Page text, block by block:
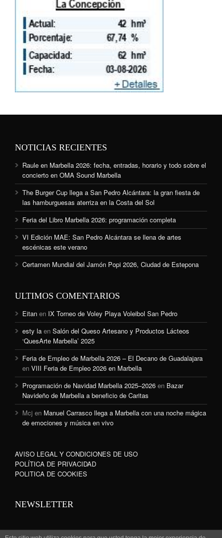
NOTICIAS RECIENTES
Raule en Marbella 2026: fecha, entradas, horario y todo sobre el
concierto en OMA Sound Marbella
The Burger Cup llega a San Pedro Alcántara: la gran fiesta de
las hamburguesas aterriza en la Costa del Sol
Feria del Libro Marbella 2026: programación completa
VI Edición MAE: San Pedro Alcántara se llena de artes
escénicas este verano
Certamen Mundial del Jamón Popi 2026, Ciudad de Estepona
ULTIMOS COMENTARIOS
Eitan en IX Torneo de Voley Playa Voleibol San Pedro
esty la en Salón del Queso Artesano y Productos Lácteos
‘QuesArte Marbella’ 2025
Feria de Empleo de Marbella 2026 – El Decano de Guadalajara
en VIII Feria de Empleo 2026 en Marbella
Programación de Navidad Marbella 2025–2026 en Bazar
Navideño de Marbella a beneficio de Caritas
Mcj en Manuel Carrasco llega a Marbella con una noche mágica
de emociones y música en vivo
AVISO LEGAL Y CONDICIONES DE USO
POLÍTICA DE PRIVACIDAD
POLITICA DE COOKIES
NEWSLETTER